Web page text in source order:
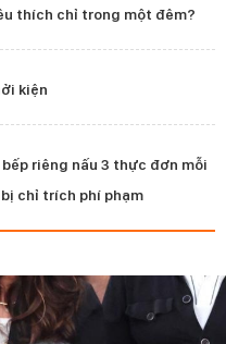
thích chỉ trong một đêm?
kiện
riêng nấu 3 thực đơn mỗi
chỉ trích phí phạm